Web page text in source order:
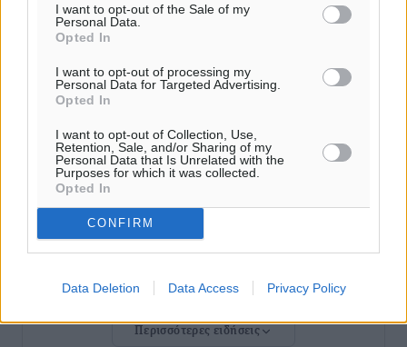
I want to opt-out of the Sale of my
Personal Data.
Opted In
I want to opt-out of processing my
Personal Data for Targeted Advertising.
Opted In
I want to opt-out of Collection, Use,
Retention, Sale, and/or Sharing of my
Personal Data that Is Unrelated with the
Purposes for which it was collected.
Opted In
CONFIRM
Data Deletion Data Access Privacy Policy
που κανείς δεν ρώτησε
Δημο-Κρίσεις• πριν 5 ώρες
Η Ρόδος περιμένει και οι θεσμοί της λογομαχούν
Δημο-Κρίσεις•
Τα Γλυπτά του Παρθενώνα ως προσωπικό δώρο στον
Τραμπ
Δημο-Κρίσεις•
Δημο-Κρίσεις• πριν 5 ώρες
ΣΕΤΕ: Σημαντική θεσμική εξέλιξη η ΚΥΑ για το ΕΧΠ
Περισσότερες ειδήσεις